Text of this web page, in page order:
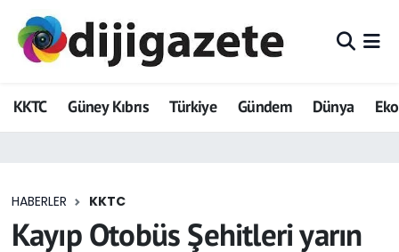
KKTC Güney Kıbrıs Türkiye Gündem Dünya
HABERLER KKTC
Kayıp Otobüs Şehitleri yarın
ADVERTORIAL
Dijigazete
Eğitim
Hava Durumu
Trafik Durumu
Tüm Manşetler